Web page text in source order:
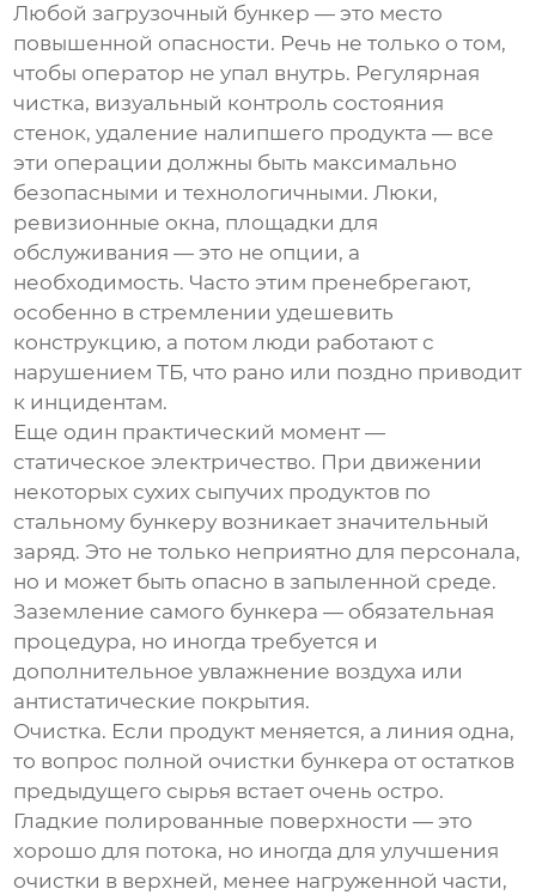
Любойзагрузочный бункер — это место
повышенной опасности. Речь не только о том,
чтобы оператор не упал внутрь. Регулярная
чистка, визуальный контроль состояния
стенок, удаление налипшего продукта — все
эти операции должны быть максимально
безопасными и технологичными. Люки,
ревизионные окна, площадки для
обслуживания — это не опции, а
необходимость. Часто этим пренебрегают,
особенно в стремлении удешевить
конструкцию, а потом люди работают с
нарушением ТБ, что рано или поздно приводит
к инцидентам.
Еще один практический момент —
статическое электричество. При движении
некоторых сухих сыпучих продуктов по
стальному бункеру возникает значительный
заряд. Это не только неприятно для персонала,
но и может быть опасно в запыленной среде.
Заземление самого бункера — обязательная
процедура, но иногда требуется и
дополнительное увлажнение воздуха или
антистатические покрытия.
Очистка. Если продукт меняется, а линия одна,
то вопрос полной очистки бункера от остатков
предыдущего сырья встает очень остро.
Гладкие полированные поверхности — это
хорошо для потока, но иногда для улучшения
очистки в верхней, менее нагруженной части,